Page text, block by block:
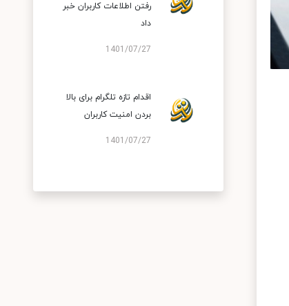
رفتن اطلاعات کاربران خبر
داد
1401/07/27
اقدام تازه تلگرام برای بالا
بردن امنیت کاربران
1401/07/27